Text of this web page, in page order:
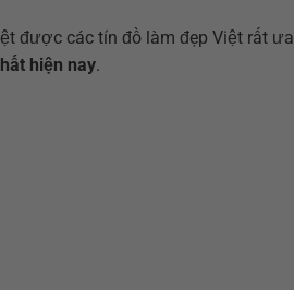
được các tín đồ làm đẹp Việt rất ưa
hiện nay.